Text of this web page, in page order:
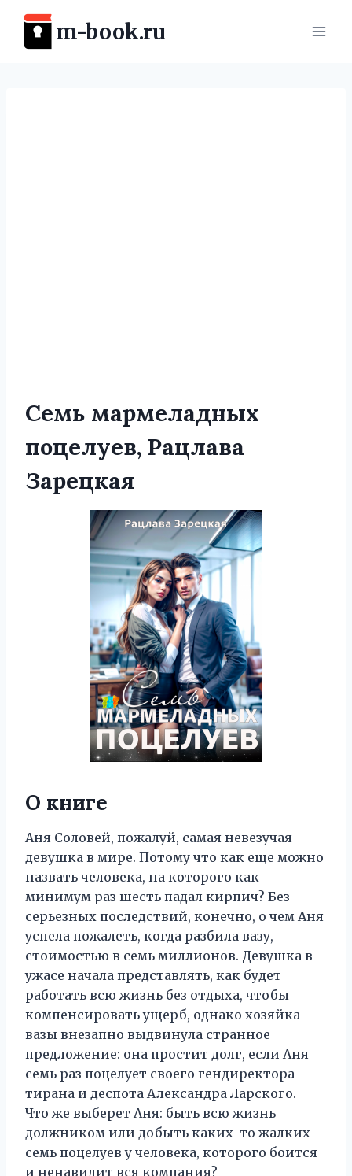
Перейти
содержимому
m-book.ru
Семь мармеладных
поцелуев, Рацлава
Зарецкая
О книге
Аня Соловей, пожалуй, самая невезучая
девушка в мире. Потому что как еще можно
назвать человека, на которого как
минимум раз шесть падал кирпич? Без
серьезных последствий, конечно, о чем Аня
успела пожалеть, когда разбила вазу,
стоимостью в семь миллионов. Девушка в
ужасе начала представлять, как будет
работать всю жизнь без отдыха, чтобы
компенсировать ущерб, однако хозяйка
вазы внезапно выдвинула странное
предложение: она простит долг, если Аня
семь раз поцелует своего гендиректора –
тирана и деспота Александра Ларского.
Что же выберет Аня: быть всю жизнь
должником или добыть каких-то жалких
семь поцелуев у человека, которого боится
и ненавидит вся компания?